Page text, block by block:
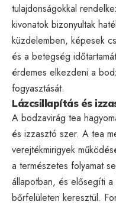
tulajdonságokkal
kivonatok bizonyultak
küzdelemben, képesek
és a betegség
érdemes elkezdeni a
fogyasztását.
Lázcsillapítás és
A bodzavirág tea
és izzasztó szer. A tea
verejtékmirigyek
a természetes folyamat
állapotban, és elősegíti a
bőrfelületen keresztül.